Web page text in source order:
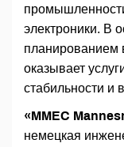
электроники. В
планированием
оказывает
стабильности и
«MMEC
немецкая